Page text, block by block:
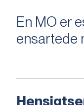
En MO er
ensartede